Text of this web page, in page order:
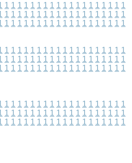
1 1 1 1 1 1 1 1 1 1 1 1 1 1 1 1 1 1 1
1 1 1 1 1 1 1 1 1 1 1 1 1 1 1 1 1 1 1
1 1 1 1 1 1 1 1 1 1 1 1 1 1 1 1 1 1 1
1 1 1 1 1 1 1 1 1 1 1 1 1 1 1 1 1 1 1
1 1 1 1 1 1 1 1 1 1 1 1 1 1 1 1 1 1 1
1 1 1 1 1 1 1 1 1 1 1 1 1 1 1 1 1 1 1
1 1 1 1 1 1 1 1 1 1 1 1 1 1 1 1 1 1 1
1 1 1 1 1 1 1 1 1 1 1 1 1 1 1 1 1 1 1
1 1 1 1 1 1 1 1 1 1 1 1 1 1 1 1 1 1 1